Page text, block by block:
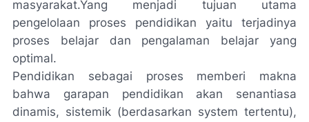
masyarakat.Yang menjadi tujuan utama
pengelolaan proses pendidikan yaitu terjadinya
proses belajar dan pengalaman belajar yang
optimal.
Pendidikan sebagai proses memberi makna
bahwa garapan pendidikan akan senantiasa
dinamis, sistemik (berdasarkan system tertentu),